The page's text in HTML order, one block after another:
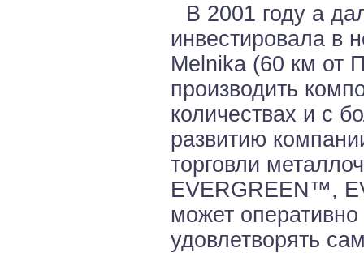
В 2001 году а
инвестировала в
Melnika (60 км от
производить
количествах и с
развитию
торговли
EVERGREEN™,
может оперативно
удовлетворять